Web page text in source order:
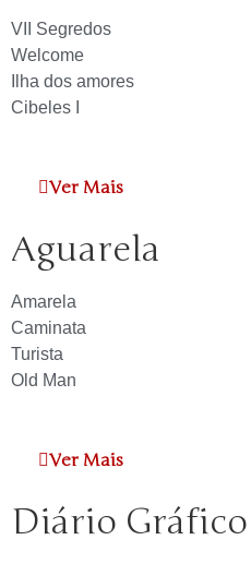
VII Segredos
Welcome
Ilha dos amores
Cibeles I
Ver Mais
Aguarela
Amarela
Caminata
Turista
Old Man
Ver Mais
Diário Gráfico